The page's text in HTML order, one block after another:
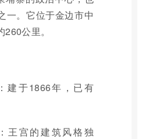
一。它位于金边市中
公里。
：建于1866年，已有
：王宫的建筑风格独